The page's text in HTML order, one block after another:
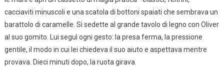
cacciaviti minuscoli e una scatola di bottoni spaiati che sembrava un
barattolo di caramelle. Si sedette al grande tavolo di legno con Oliver
al suo gomito. Lui seguì ogni gesto: la presa ferma, la pressione
gentile, il modo in cui lei chiedeva il suo aiuto e aspettava mentre
provava. Dieci minuti dopo, la ruota girava.